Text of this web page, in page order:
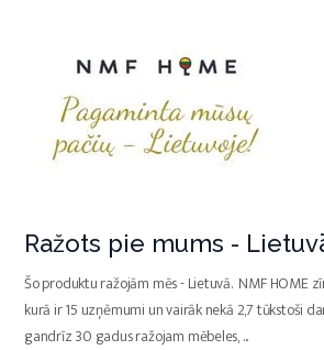
Ražots pie mums -
Šo produktu ražojām mēs - Lietuvā. NMF HOME
kurā ir 15 uzņēmumi un vairāk nekā 2,7 tūkstoši
gandrīz 30 gadus ražojam mēbeles,...